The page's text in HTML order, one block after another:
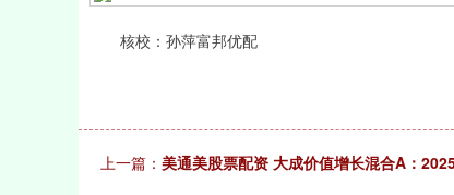
核校：孙萍富邦优配
上一篇： 美通美股票配资 大成价值增长混合A：